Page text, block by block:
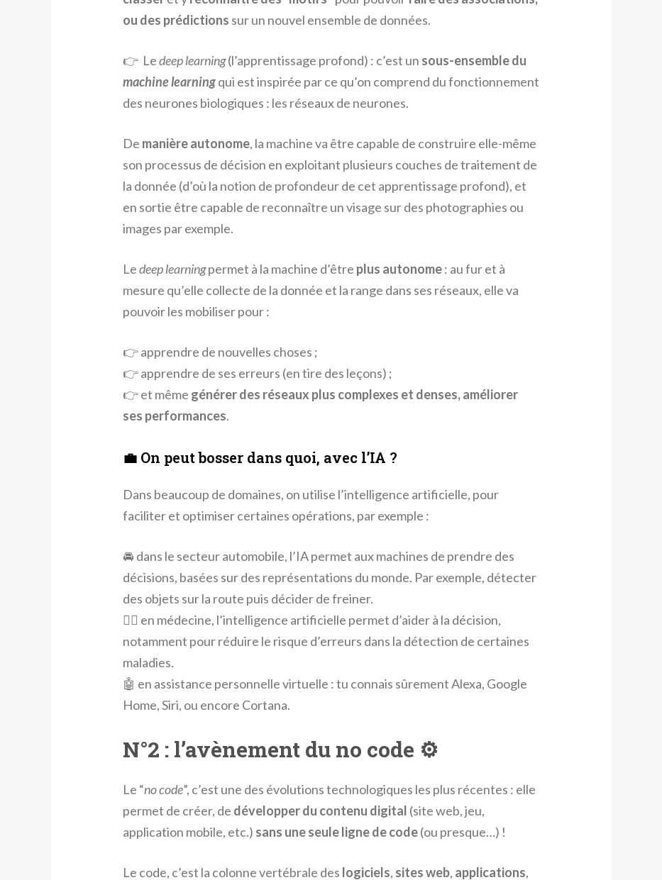
ou des prédictions sur un nouvel ensemble de données.
👉 Ledeep learning(l’apprentissage profond) : c’est un sous-ensemble du
machine learningqui est inspirée par ce qu’on comprend du fonctionnement
des neurones biologiques : les réseaux de neurones.
De manière autonome, la machine va être capable de construire elle-même
son processus de décision en exploitant plusieurs couches de traitement de
la donnée (d’où la notion de profondeur de cet apprentissage profond), et
en sortie être capable de reconnaître un visage sur des photographies ou
images par exemple.
Ledeep learningpermet à la machine d’être plus autonome: au fur et à
mesure qu’elle collecte de la donnée et la range dans ses réseaux, elle va
pouvoir les mobiliser pour :
👉 apprendre de nouvelles choses ;
👉 apprendre de ses erreurs (en tire des leçons) ;
👉 et même générer des réseaux plus complexes et denses, améliorer
ses performances.
💼 On peut bosser dans quoi, avec l’IA ?
Dans beaucoup de domaines, on utilise l’intelligence artificielle, pour
faciliter et optimiser certaines opérations, par exemple :
🚘 dans le secteur automobile, l’IA permet aux machines de prendre des
décisions, basées sur des représentations du monde. Par exemple, détecter
des objets sur la route puis décider de freiner.
👩‍⚕️ en médecine, l’intelligence artificielle permet d’aider à la décision,
notamment pour réduire le risque d’erreurs dans la détection de certaines
maladies.
🤖 en assistance personnelle virtuelle : tu connais sûrement Alexa, Google
Home, Siri, ou encore Cortana.
N°2 : l’avènement du no code ⚙️
Le “no code”, c’est une des évolutions technologiques les plus récentes : elle
permet de créer, de développer du contenu digital (site web, jeu,
application mobile, etc.) sans une seule ligne de code(ou presque…) !
Le code, c’est la colonne vertébrale des logiciels, sites web, applications,